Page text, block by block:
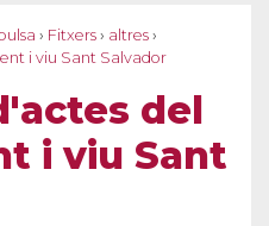
› Fitxers › altres ›
i viu Sant Salvador
del
i viu Sant